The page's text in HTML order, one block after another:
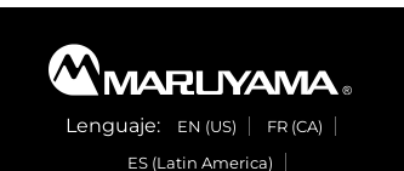
Lenguaje: EN (US)
FR (CA)
ES (Latin America)